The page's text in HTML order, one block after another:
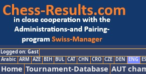
Logged on: Gast
Arabic ARM AZE BIH BUL CAT CHN CRO CZE DEN ENG
Home Tournament-Database AUT